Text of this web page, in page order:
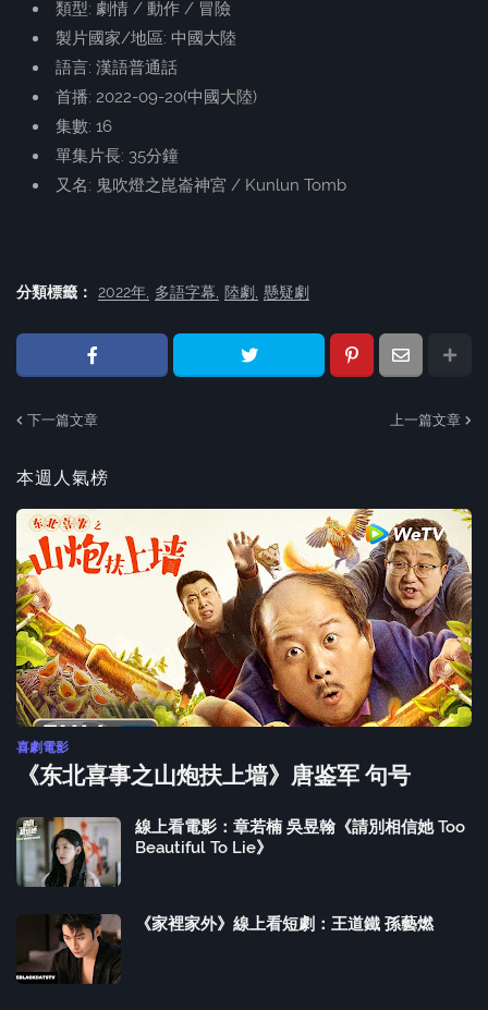
類型: 劇情 / 動作 / 冒險
製片國家/地區: 中國大陸
語言: 漢語普通話
首播: 2022-09-20(中國大陸)
集數: 16
單集片長: 35分鐘
又名: 鬼吹燈之崑崙神宮 / Kunlun Tomb
分類標籤： 2022年 多語字幕 陸劇 懸疑劇
下一篇文章 上一篇文章
本週人氣榜
喜劇電影
《东北喜事之山炮扶上墙》唐鉴军 句号
線上看電影：章若楠 吳昱翰《請別相信她 Too
Beautiful To Lie》
《家裡家外》線上看短劇：王道鐵 孫藝燃